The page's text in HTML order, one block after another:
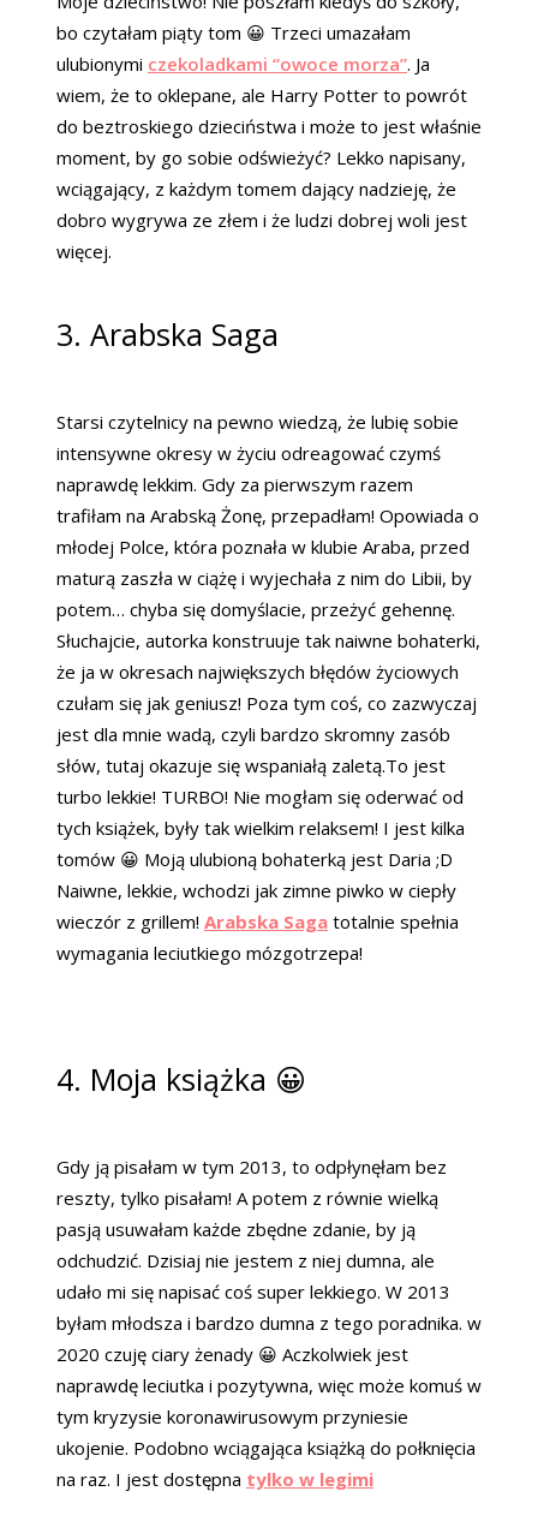
bo czytałam piąty tom 😀 Trzeci umazałam
ulubionymi czekoladkami “owoce morza”. Ja
wiem, że to oklepane, ale Harry Potter to powrót
do beztroskiego dzieciństwa i może to jest właśnie
moment, by go sobie odświeżyć? Lekko napisany,
wciągający, z każdym tomem dający nadzieję, że
dobro wygrywa ze złem i że ludzi dobrej woli jest
więcej.
3. Arabska Saga
Starsi czytelnicy na pewno wiedzą, że lubię sobie
intensywne okresy w życiu odreagować czymś
naprawdę lekkim. Gdy za pierwszym razem
trafiłam na Arabską Żonę, przepadłam! Opowiada o
młodej Polce, która poznała w klubie Araba, przed
maturą zaszła w ciążę i wyjechała z nim do Libii, by
potem… chyba się domyślacie, przeżyć gehennę.
Słuchajcie, autorka konstruuje tak naiwne bohaterki,
że ja w okresach największych błędów życiowych
czułam się jak geniusz! Poza tym coś, co zazwyczaj
jest dla mnie wadą, czyli bardzo skromny zasób
słów, tutaj okazuje się wspaniałą zaletą.To jest
turbo lekkie! TURBO! Nie mogłam się oderwać od
tych książek, były tak wielkim relaksem! I jest kilka
tomów 😀 Moją ulubioną bohaterką jest Daria ;D
Naiwne, lekkie, wchodzi jak zimne piwko w ciepły
wieczór z grillem! Arabska Saga totalnie spełnia
wymagania leciutkiego mózgotrzepa!
4. Moja książka 😀
Gdy ją pisałam w tym 2013, to odpłynęłam bez
reszty, tylko pisałam! A potem z równie wielką
pasją usuwałam każde zbędne zdanie, by ją
odchudzić. Dzisiaj nie jestem z niej dumna, ale
udało mi się napisać coś super lekkiego. W 2013
byłam młodsza i bardzo dumna z tego poradnika. w
2020 czuję ciary żenady 😀 Aczkolwiek jest
naprawdę leciutka i pozytywna, więc może komuś w
tym kryzysie koronawirusowym przyniesie
ukojenie. Podobno wciągająca książką do połknięcia
na raz. I jest dostępna tylko w legimi